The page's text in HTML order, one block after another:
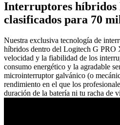
Interruptores
clasificados para 70
Nuestra exclusiva tecnología de
híbridos dentro del Logitech G PRO
velocidad y la fiabilidad de los
consumo energético y la agradable
microinterruptor galvánico (o
rendimiento en el que los
duración de la batería ni tu racha de